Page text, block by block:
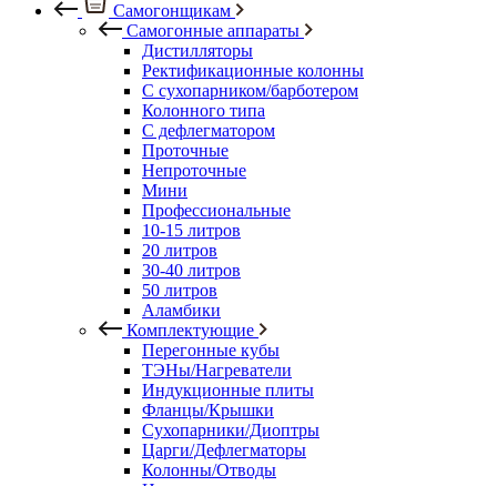
Самогонщикам
Самогонные аппараты
Дистилляторы
Ректификационные колонны
С сухопарником/барботером
Колонного типа
С дефлегматором
Проточные
Непроточные
Мини
Профессиональные
10-15 литров
20 литров
30-40 литров
50 литров
Аламбики
Комплектующие
Перегонные кубы
ТЭНы/Нагреватели
Индукционные плиты
Фланцы/Крышки
Сухопарники/Диоптры
Царги/Дефлегматоры
Колонны/Отводы